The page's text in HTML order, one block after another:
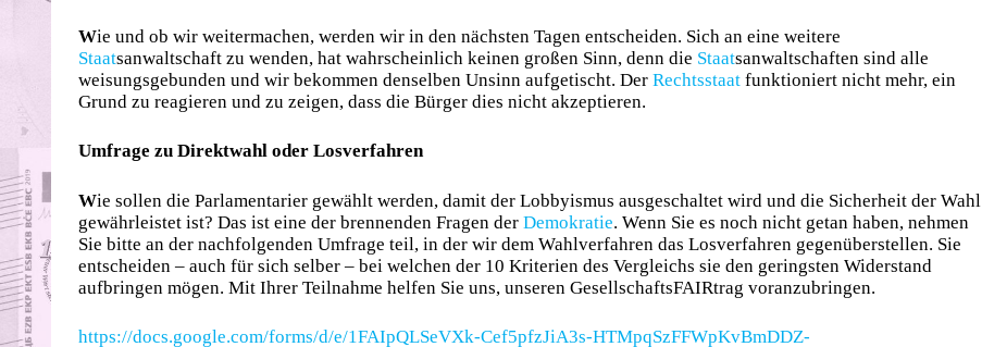
Wie und ob wir weitermachen, werden wir in den nächsten Tagen entscheiden. Sich an eine weitere
Staatsanwaltschaft zu wenden, hat wahrscheinlich keinen großen Sinn, denn die Staatsanwaltschaften sind alle
weisungsgebunden und wir bekommen denselben Unsinn aufgetischt. Der Rechtsstaat funktioniert nicht mehr, ein
Grund zu reagieren und zu zeigen, dass die Bürger dies nicht akzeptieren.
Umfrage zu Direktwahl oder Losverfahren
Wie sollen die Parlamentarier gewählt werden, damit der Lobbyismus ausgeschaltet wird und die Sicherheit der Wahl
gewährleistet ist? Das ist eine der brennenden Fragen der Demokratie. Wenn Sie es noch nicht getan haben, nehmen
Sie bitte an der nachfolgenden Umfrage teil, in der wir dem Wahlverfahren das Losverfahren gegenüberstellen. Sie
entscheiden – auch für sich selber – bei welchen der 10 Kriterien des Vergleichs sie den geringsten Widerstand
aufbringen mögen. Mit Ihrer Teilnahme helfen Sie uns, unseren GesellschaftsFAIRtrag voranzubringen.
https://docs.google.com/forms/d/e/1FAIpQLSeVXk-Cef5pfzJiA3s-HTMpqSzFFWpKvBmDDZ-